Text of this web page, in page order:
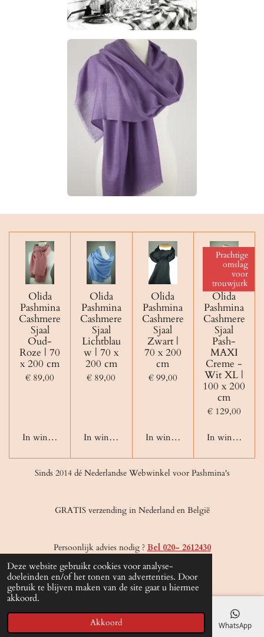
Deze website gebruikt cookies voor analyse-
doeleinden en/of het tonen van advertenties. Door
gebruik te blijven maken van de site gaat u hiermee
akkoord.
Akkoord
Olida
Pashmina
Cashmere
Sjaal
Oud-
Roze | 70
x 200 cm
€ 89,00
In winkelwagen
Olida
Pashmina
Cashmere
Sjaal
Lichtblau
w | 70 x
200 cm
€ 89,00
In winkelwagen
Olida
Pashmina
Cashmere
Sjaal
Zwart |
70 x 200
cm
€ 99,00
In winkelwagen
Prachtige
omslag
voor
trouwjurk
Olida
Pashmina
Cashmere
Sjaal
Pash-
MAXI
Creme -
Wit XL |
100 x 200
cm
€ 129,00
In
Sinds 2014 dé Nederlandse Webwinkel voor Pashmina's
GRATIS verzending in Nederland en België
Persoonlijk advies nodig ? Bel 020- 2612430
© 2020 - 2026 Olida-Pashmina
Powered by JouwWeb
Telefoonnummer WhatsApp